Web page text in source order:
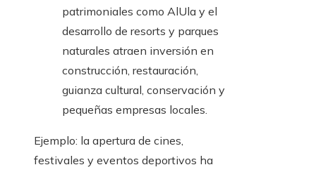
patrimoniales como AlUla y el
desarrollo de resorts y parques
naturales atraen inversión en
construcción, restauración,
guianza cultural, conservación y
pequeñas empresas locales.
Ejemplo: la apertura de cines,
festivales y eventos deportivos ha